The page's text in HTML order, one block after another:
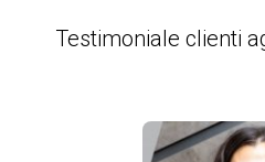
Testimoniale clienti